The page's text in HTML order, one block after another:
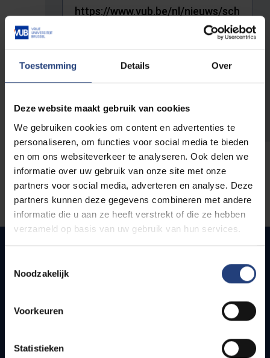
Toestemming Details Over
Deze website maakt gebruik van cookies
We gebruiken cookies om content en advertenties te
personaliseren, om functies voor social media te bieden
en om ons websiteverkeer te analyseren. Ook delen we
informatie over uw gebruik van onze site met onze
partners voor social media, adverteren en analyse. Deze
partners kunnen deze gegevens combineren met andere
informatie die u aan ze heeft verstrekt of die ze hebben
verzameld op basis van uw gebruik van hun services.
Noodzakelijk
Voorkeuren
Statistieken
De volledige URL van de pagina waar je de fout zag.
Snel naar
Bereikbaarheid